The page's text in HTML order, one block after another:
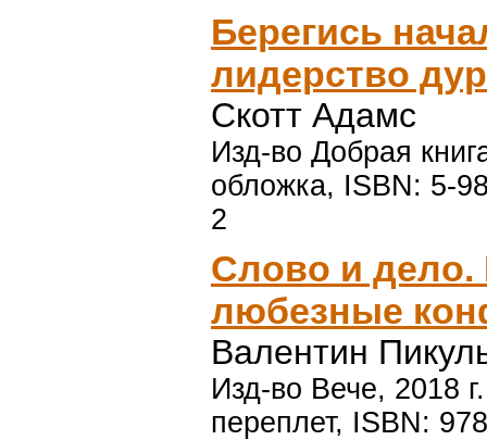
Берегись
лидерство
Скотт Адамс
Изд-во Добрая
обложка, ISBN: 5-
2
Слово и дело.
любезные
Валентин
Изд-во Вече, 2018
переплет, ISBN: